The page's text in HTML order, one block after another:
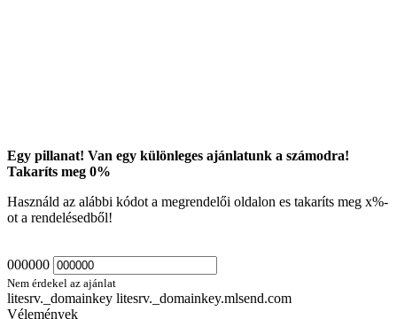
Egy pillanat! Van egy különleges ajánlatunk a számodra!
Takaríts meg 0%
Használd az alábbi kódot a megrendelői oldalon es takaríts meg x%-
ot a rendelésedből!
000000
Nem érdekel az ajánlat
litesrv._domainkey litesrv._domainkey.mlsend.com
Vélemények